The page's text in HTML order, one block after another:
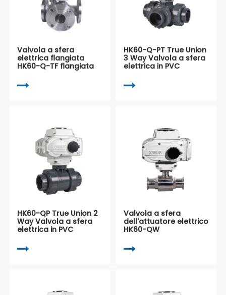
Valvola a sfera
elettrica flangiata
HK60-Q-TF flangiata
HK60-Q-PT True Union
3 Way Valvola a sfera
elettrica in PVC
HK60-QP True Union 2
Way Valvola a sfera
elettrica in PVC
Valvola a sfera
dell'attuatore elettrico
HK60-QW